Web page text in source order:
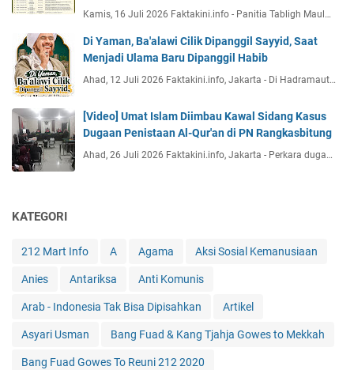
Kamis, 16 Juli 2026 Faktakini.info - Panitia Tabligh Maul…
Di Yaman, Ba'alawi Cilik Dipanggil Sayyid, Saat
Menjadi Ulama Baru Dipanggil Habib
Ahad, 12 Juli 2026 Faktakini.info, Jakarta - Di Hadramaut…
[Video] Umat Islam Diimbau Kawal Sidang Kasus
Dugaan Penistaan Al-Qur'an di PN Rangkasbitung
Ahad, 26 Juli 2026 Faktakini.info, Jakarta - Perkara duga…
KATEGORI
212 Mart Info A Agama Aksi Sosial Kemanusiaan
Anies Antariksa Anti Komunis
Arab - Indonesia Tak Bisa Dipisahkan Artikel
Asyari Usman Bang Fuad & Kang Tjahja Gowes to Mekkah
Bang Fuad Gowes To Reuni 212 2020